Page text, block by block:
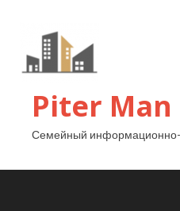
Piter Man
Семейный информационно-